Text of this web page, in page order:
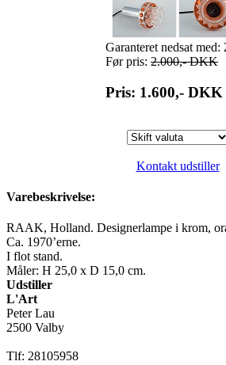
Garanteret nedsat med:
Før pris: 2.000,-DKK
Pris: 1.600,- DKK
Kontakt udstiller
Varebeskrivelse:
RAAK, Holland. Designerlampe i krom,
Ca. 1970’erne.
I flot stand.
Måler: H 25,0 x D 15,0 cm.
Udstiller
L'Art
Peter Lau
2500 Valby
Tlf: 28105958